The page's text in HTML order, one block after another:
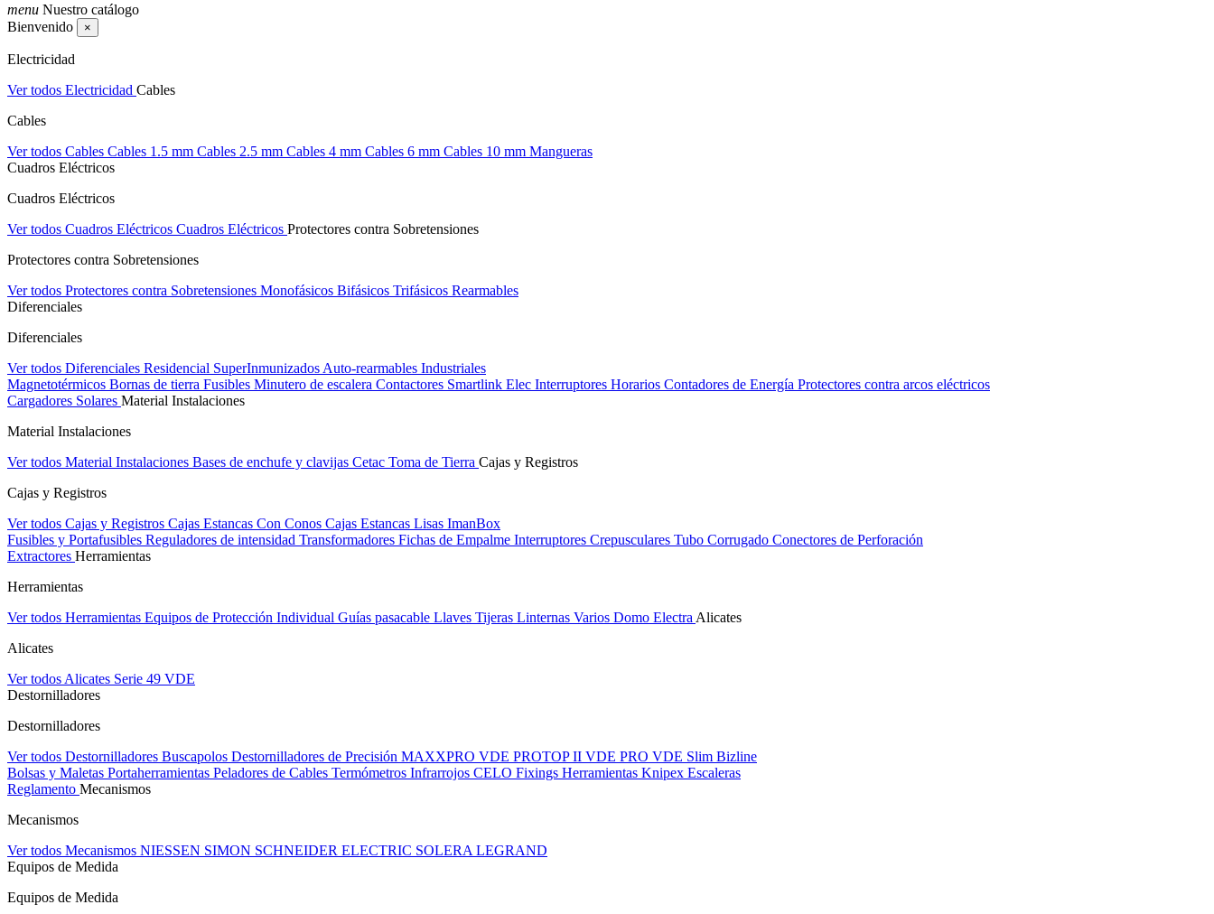
menu Nuestro catálogo
Bienvenido
×
Electricidad
Ver todos Electricidad Cables
Cables
Ver todos Cables Cables 1.5 mm Cables 2.5 mm Cables 4 mm Cables 6 mm Cables 10 mm Mangueras
Cuadros Eléctricos
Cuadros Eléctricos
Ver todos Cuadros Eléctricos Cuadros Eléctricos Protectores contra Sobretensiones
Protectores contra Sobretensiones
Ver todos Protectores contra Sobretensiones Monofásicos Bifásicos Trifásicos Rearmables
Diferenciales
Diferenciales
Ver todos Diferenciales Residencial SuperInmunizados Auto-rearmables Industriales
Magnetotérmicos Bornas de tierra Fusibles Minutero de escalera Contactores Smartlink Elec Interruptores Horarios Contadores de Energía Protectores contra arcos eléctricos
Cargadores Solares Material Instalaciones
Material Instalaciones
Ver todos Material Instalaciones Bases de enchufe y clavijas Cetac Toma de Tierra Cajas y Registros
Cajas y Registros
Ver todos Cajas y Registros Cajas Estancas Con Conos Cajas Estancas Lisas ImanBox
Fusibles y Portafusibles Reguladores de intensidad Transformadores Fichas de Empalme Interruptores Crepusculares Tubo Corrugado Conectores de Perforación
Extractores Herramientas
Herramientas
Ver todos Herramientas Equipos de Protección Individual Guías pasacable Llaves Tijeras Linternas Varios Domo Electra Alicates
Alicates
Ver todos Alicates Serie 49 VDE
Destornilladores
Destornilladores
Ver todos Destornilladores Buscapolos Destornilladores de Precisión MAXXPRO VDE PROTOP II VDE PRO VDE Slim Bizline
Bolsas y Maletas Portaherramientas Peladores de Cables Termómetros Infrarrojos CELO Fixings Herramientas Knipex Escaleras
Reglamento Mecanismos
Mecanismos
Ver todos Mecanismos NIESSEN SIMON SCHNEIDER ELECTRIC SOLERA LEGRAND
Equipos de Medida
Equipos de Medida